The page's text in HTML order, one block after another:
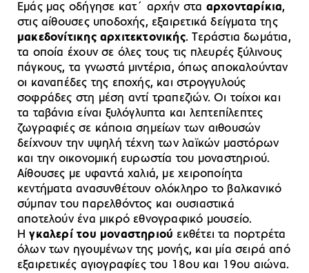
Εμάς μας οδήγησε κατ΄ αρχήν στα αρχονταρίκια,
στις αίθουσες υποδοχής, εξαιρετικά δείγματα της
μακεδονίτικης αρχιτεκτονικής. Τεράστια δωμάτια,
τα οποία έχουν σε όλες τους τις πλευρές ξύλινους
πάγκους, τα γνωστά μιντέρια, όπως αποκαλούνταν
οι καναπέδες της εποχής, και στρογγυλούς
σοφράδες στη μέση αντί τραπεζιών. Οι τοίχοι και
τα ταβάνια είναι ξυλόγλυπτα και λεπτεπίλεπτες
ζωγραφιές σε κάποια σημείων των αιθουσών
δείχνουν την υψηλή τέχνη των λαϊκών μαστόρων
και την οικονομική ευρωστία του μοναστηριού.
Αίθουσες με υφαντά χαλιά, με χειροποίητα
κεντήματα ανασυνθέτουν ολόκληρο το βαλκανικό
σύμπαν του παρελθόντος και ουσιαστικά
αποτελούν ένα μικρό εθνογραφικό μουσείο.
Ηγκαλερί του μοναστηριού εκθέτει τα πορτρέτα
όλων των ηγουμένων της μονής, και μία σειρά από
εξαιρετικές αγιογραφίες του 18ου και 19ου αιώνα.